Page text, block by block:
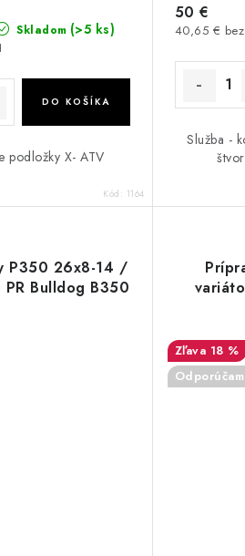
Skladom (>5 ks)
DO KOŠÍKA
podložky X- ATV
Kód: 1164
40,65 € bez
50 €
Služba -
P350 26x8-14 /
Bulldog B350
18 %